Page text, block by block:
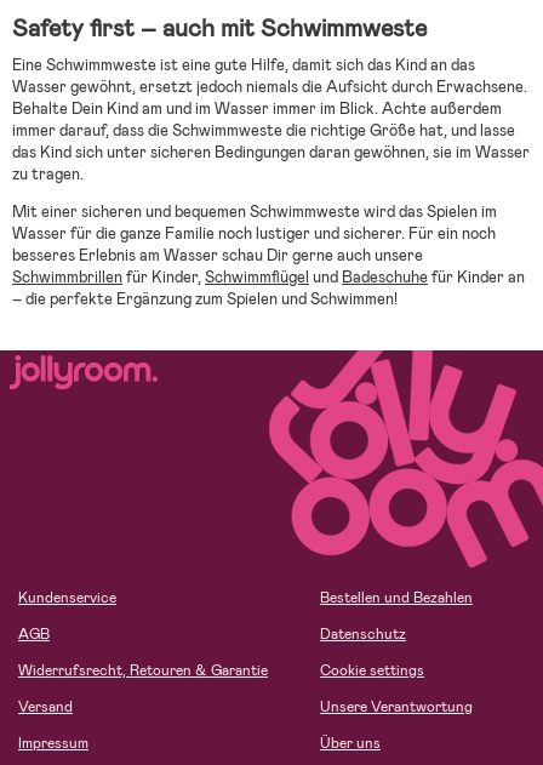
Safety first – auch mit Schwimmweste
Eine Schwimmweste ist eine gute Hilfe, damit sich das Kind an das
Wasser gewöhnt, ersetzt jedoch niemals die Aufsicht durch Erwachsene.
Behalte Dein Kind am und im Wasser immer im Blick. Achte außerdem
immer darauf, dass die Schwimmweste die richtige Größe hat, und lasse
das Kind sich unter sicheren Bedingungen daran gewöhnen, sie im Wasser
zu tragen.
Mit einer sicheren und bequemen Schwimmweste wird das Spielen im
Wasser für die ganze Familie noch lustiger und sicherer. Für ein noch
besseres Erlebnis am Wasser schau Dir gerne auch unsere
Schwimmbrillenfür Kinder,Schwimmflügel und Badeschuhefür Kinder an
– die perfekte Ergänzung zum Spielen und Schwimmen!
Kundenservice
AGB
Widerrufsrecht, Retouren & Garantie
Versand
Impressum
Bestellen und Bezahlen
Datenschutz
Cookie settings
Unsere Verantwortung
Über uns